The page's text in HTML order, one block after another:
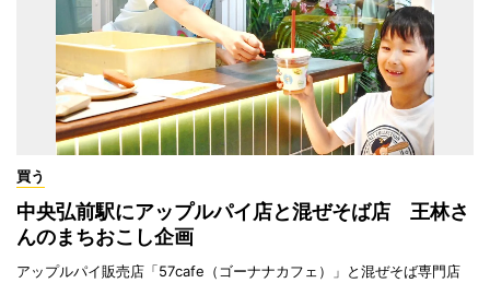
買う
中央弘前駅にアップルパイ店と混ぜそば店 王林さ
んのまちおこし企画
アップルパイ販売店「57cafe（ゴーナナカフェ）」と混ぜそば専門店